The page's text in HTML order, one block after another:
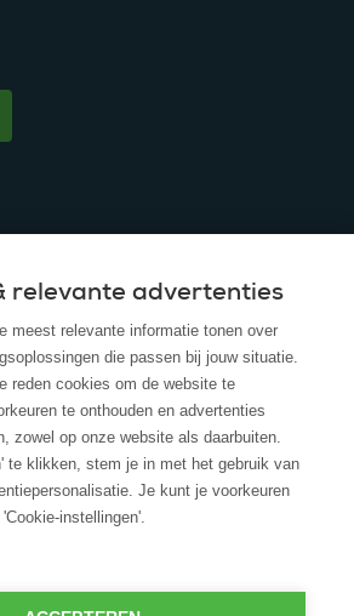
Service
relevante advertenties
meest relevante informatie tonen over
die passen bij jouw situatie.
reden cookies om de website te
te onthouden en advertenties
zowel op onze website als daarbuiten.
te klikken, stem je in met het gebruik van
Je kunt je voorkeuren
instellingen'.